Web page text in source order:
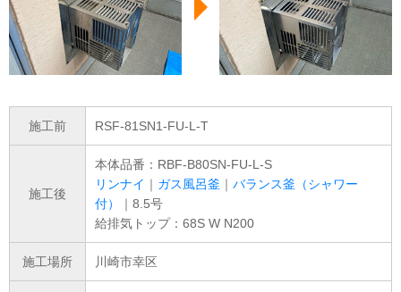
施工前 RSF-81SN1-FU-L-T
施工後
本体品番：RBF-B80SN-FU-L-S
リンナイ ｜ ガス風呂釜 ｜ バランス釜（シャワー
付）
｜8.5号
給排気トップ：68S W N200
施工場所 川崎市幸区